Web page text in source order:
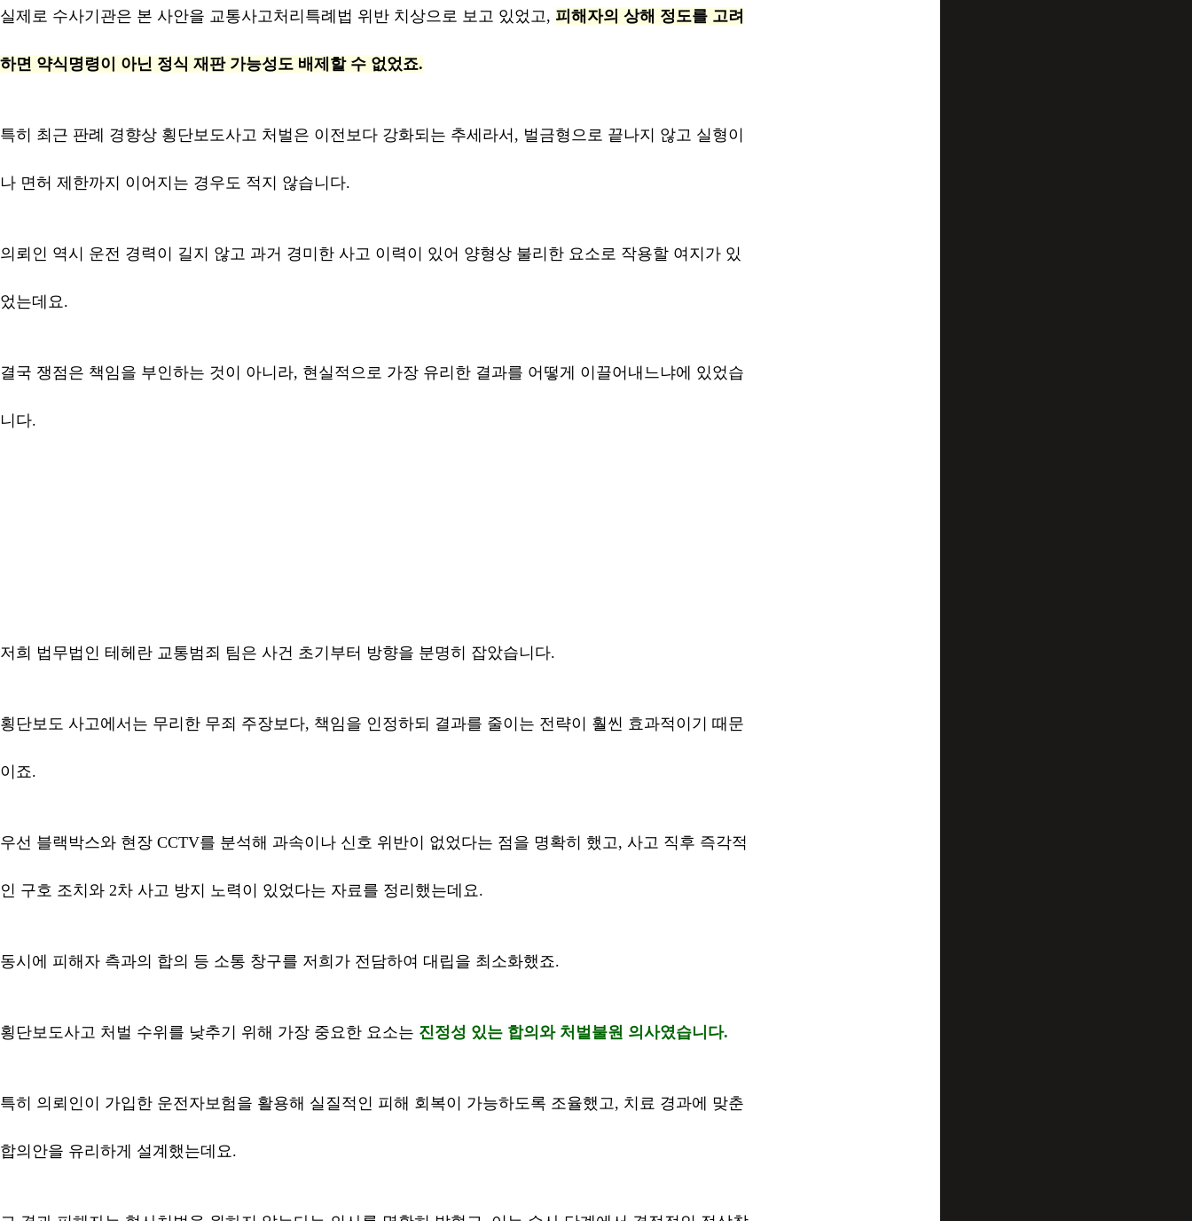
실제로 수사기관은 본 사안을 교통사고처리특례법 위반 치상으로 보고 있었고, 피해자의 상해 정도를 고려
하면 약식명령이 아닌 정식 재판 가능성도 배제할 수 없었죠.
특히 최근 판례 경향상 횡단보도사고 처벌은 이전보다 강화되는 추세라서, 벌금형으로 끝나지 않고 실형이
나 면허 제한까지 이어지는 경우도 적지 않습니다.
의뢰인 역시 운전 경력이 길지 않고 과거 경미한 사고 이력이 있어 양형상 불리한 요소로 작용할 여지가 있
었는데요.
결국 쟁점은 책임을 부인하는 것이 아니라, 현실적으로 가장 유리한 결과를 어떻게 이끌어내느냐에 있었습
니다.
저희 법무법인 테헤란 교통범죄 팀은 사건 초기부터 방향을 분명히 잡았습니다.
횡단보도 사고에서는 무리한 무죄 주장보다, 책임을 인정하되 결과를 줄이는 전략이 훨씬 효과적이기 때문
이죠.
우선 블랙박스와 현장 CCTV를 분석해 과속이나 신호 위반이 없었다는 점을 명확히 했고, 사고 직후 즉각적
인 구호 조치와 2차 사고 방지 노력이 있었다는 자료를 정리했는데요.
동시에 피해자 측과의 합의 등 소통 창구를 저희가 전담하여 대립을 최소화했죠.
횡단보도사고 처벌 수위를 낮추기 위해 가장 중요한 요소는 진정성 있는 합의와 처벌불원 의사였습니다.
특히 의뢰인이 가입한 운전자보험을 활용해 실질적인 피해 회복이 가능하도록 조율했고, 치료 경과에 맞춘
합의안을 유리하게 설계했는데요.